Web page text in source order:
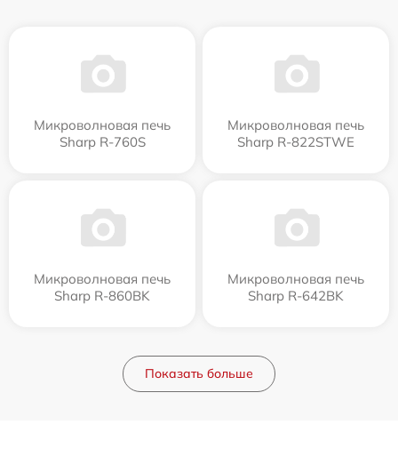
Микроволновая печь
Sharp R-760S
Микроволновая печь
Sharp R-822STWE
Микроволновая печь
Sharp R-860BK
Микроволновая печь
Sharp R-642BK
Показать больше